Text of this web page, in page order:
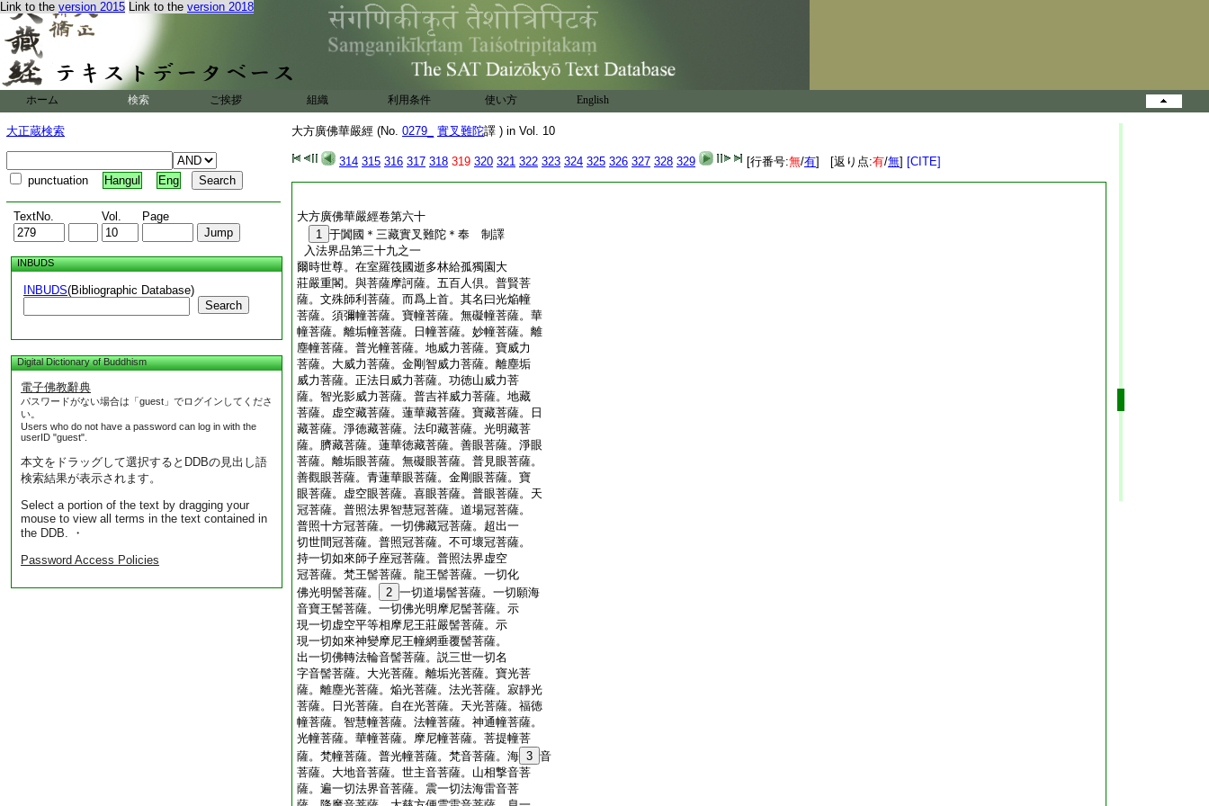
Link to the version 2015 Link to the version 2018
ホーム 検索 ご挨拶 組織 利用条件 使い方 English
大正蔵検索
punctuation Hangul Eng
TextNo. Vol. Page
INBUDS
INBUDS(Bibliographic Database)
Search
Digital Dictionary of Buddhism
電子佛教辭典
パスワードがない場合は「guest」でログインしてくださ
い。
Users who do not have a password can log in with the
userID "guest".
本文をドラッグして選択するとDDBの見出し語
検索結果が表示されます。
Select a portion of the text by dragging your
mouse to view all terms in the text contained in
the DDB. ・
Password Access Policies
大方廣佛華嚴經 (No. 0279_ 實叉難陀譯 ) in Vol. 10
314 315 316 317 318 319 320 321 322 323 324 325 326 327 328 329 [行番号:無/有] [返り点:有/無] [CITE]
欲使諸衆生 離苦常安樂
欲令身語意 悉與諸佛等
應發金剛心 學此功徳行
大方廣佛華嚴經卷第五十九
大方廣佛華嚴經卷第六十
1 于闐國＊三藏實叉難陀＊奉 制譯
入法界品第三十九之一
爾時世尊。在室羅筏國逝多林給孤獨園大
莊嚴重閣。與菩薩摩訶薩。五百人倶。普賢菩
薩。文殊師利菩薩。而爲上首。其名曰光焔幢
菩薩。須彌幢菩薩。寶幢菩薩。無礙幢菩薩。華
幢菩薩。離垢幢菩薩。日幢菩薩。妙幢菩薩。離
塵幢菩薩。普光幢菩薩。地威力菩薩。寶威力
菩薩。大威力菩薩。金剛智威力菩薩。離塵垢
威力菩薩。正法日威力菩薩。功徳山威力菩
薩。智光影威力菩薩。普吉祥威力菩薩。地藏
菩薩。虚空藏菩薩。蓮華藏菩薩。寶藏菩薩。日
藏菩薩。淨徳藏菩薩。法印藏菩薩。光明藏菩
薩。臍藏菩薩。蓮華徳藏菩薩。善眼菩薩。淨眼
菩薩。離垢眼菩薩。無礙眼菩薩。普見眼菩薩。
善觀眼菩薩。青蓮華眼菩薩。金剛眼菩薩。寶
眼菩薩。虚空眼菩薩。喜眼菩薩。普眼菩薩。天
冠菩薩。普照法界智慧冠菩薩。道場冠菩薩。
普照十方冠菩薩。一切佛藏冠菩薩。超出一
切世間冠菩薩。普照冠菩薩。不可壞冠菩薩。
持一切如來師子座冠菩薩。普照法界虚空
冠菩薩。梵王髻菩薩。龍王髻菩薩。一切化
佛光明髻菩薩。
2 一切道場髻菩薩。一切願海
音寶王髻菩薩。一切佛光明摩尼髻菩薩。示
現一切虚空平等相摩尼王莊嚴髻菩薩。示
現一切如來神變摩尼王幢網垂覆髻菩薩。
出一切佛轉法輪音髻菩薩。説三世一切名
字音髻菩薩。大光菩薩。離垢光菩薩。寶光菩
薩。離塵光菩薩。焔光菩薩。法光菩薩。寂靜光
菩薩。日光菩薩。自在光菩薩。天光菩薩。福徳
幢菩薩。智慧幢菩薩。法幢菩薩。神通幢菩薩。
光幢菩薩。華幢菩薩。摩尼幢菩薩。菩提幢菩
薩。梵幢菩薩。普光幢菩薩。梵音菩薩。海 3 音
菩薩。大地音菩薩。世主音菩薩。山相撃音菩
薩。遍一切法界音菩薩。震一切法海雷音菩